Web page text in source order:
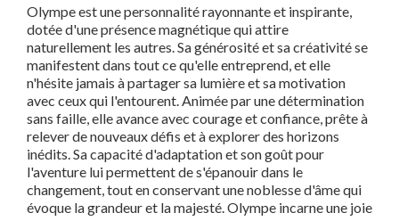
Olympe est une personnalité rayonnante et inspirante,
dotée d'une présence magnétique qui attire
naturellement les autres. Sa générosité et sa créativité se
manifestent dans tout ce qu'elle entreprend, et elle
n'hésite jamais à partager sa lumière et sa motivation
avec ceux qui l'entourent. Animée par une détermination
sans faille, elle avance avec courage et confiance, prête à
relever de nouveaux défis et à explorer des horizons
inédits. Sa capacité d'adaptation et son goût pour
l'aventure lui permettent de s'épanouir dans le
changement, tout en conservant une noblesse d'âme qui
évoque la grandeur et la majesté. Olympe incarne une joie